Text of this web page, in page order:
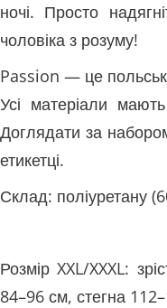
ночі. Просто
чоловіка з розуму!
Passion — це
Усі матеріали
Доглядати за
етикетці.
Склад: поліуретану
Розмір XXL/XXXL:
84–96 см, стегна